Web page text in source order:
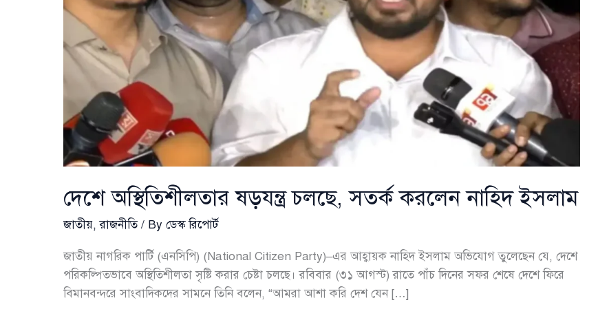
দেশে অস্থিতিশীলতার ষড়যন্ত্র চলছে, সতর্ক করলেন নাহিদ ইসলাম
জাতীয়,রাজনীতি/ By ডেস্ক রিপোর্ট
জাতীয় নাগরিক পার্টি (এনসিপি) (National Citizen Party)–এর আহ্বায়ক নাহিদ ইসলাম অভিযোগ তুলেছেন যে, দেশে
পরিকল্পিতভাবে অস্থিতিশীলতা সৃষ্টি করার চেষ্টা চলছে। রবিবার (৩১ আগস্ট) রাতে পাঁচ দিনের সফর শেষে দেশে ফিরে
বিমানবন্দরে সাংবাদিকদের সামনে তিনি বলেন, “আমরা আশা করি দেশ যেন […]